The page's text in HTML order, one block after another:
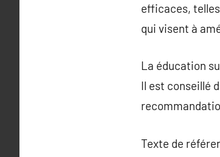
efficaces,
qui visent à
La éducation
Il est conseillé
Texte de